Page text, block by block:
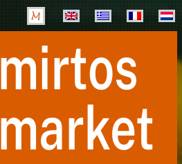
mirtos
market